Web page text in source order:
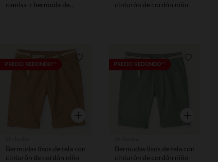
camisa + bermuda de
cinturón de cordón niño
PRECIO REDONDO** Lista de requisitos
Vista rápida
Bermudas lisos de tela con
cinturón de cordón niño
PRECIO REDONDO**
Vista rápida
Bermudas lisos de tela con
cinturón de cordón niño